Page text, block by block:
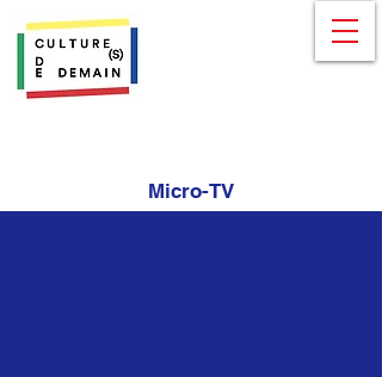
Micro-TV